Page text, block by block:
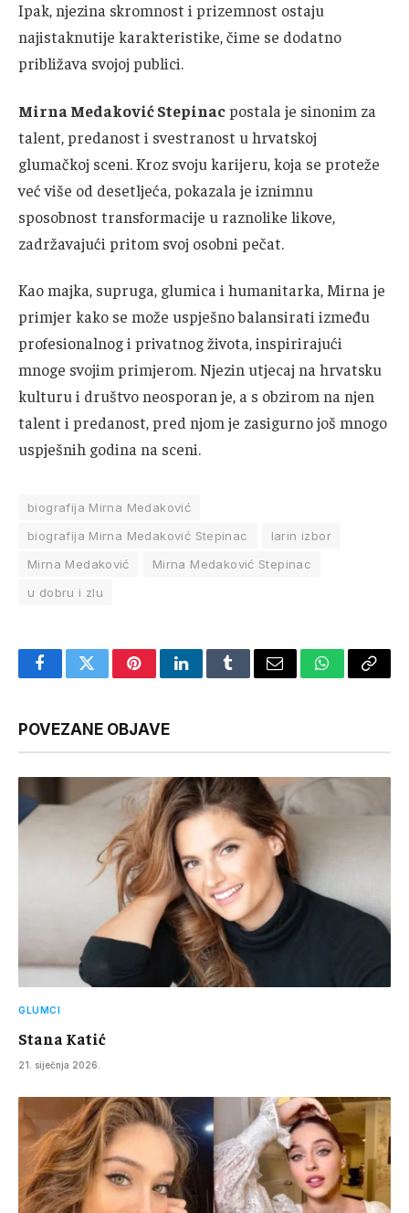
Ipak, njezina skromnost i prizemnost ostaju
najistaknutije karakteristike, čime se dodatno
približava svojoj publici.
Mirna Medaković Stepinacpostala je sinonim za
talent, predanost i svestranost u hrvatskoj
glumačkoj sceni. Kroz svoju karijeru, koja se proteže
već više od desetljeća, pokazala je iznimnu
sposobnost transformacije u raznolike likove,
zadržavajući pritom svoj osobni pečat.
Kao majka, supruga, glumica i humanitarka, Mirna je
primjer kako se može uspješno balansirati između
profesionalnog i privatnog života, inspirirajući
mnoge svojim primjerom. Njezin utjecaj na hrvatsku
kulturu i društvo neosporan je, a s obzirom na njen
talent i predanost, pred njom je zasigurno još mnogo
uspješnih godina na sceni.
biografija Mirna Medaković
biografija Mirna Medaković Stepinac
larin izbor
Mirna Medaković
Mirna Medaković Stepinac
u dobru i zlu
FacebookTwitterPinterestLinkedInTumblrEmail WhatsApp
Copy
POVEZANE OBJAVE
GLUMCI
Stana Katić
21. siječnja 2026.